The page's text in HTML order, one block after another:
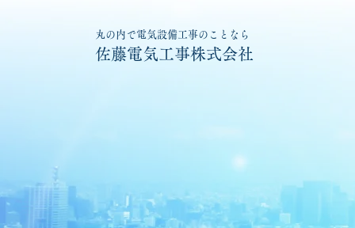
丸の内で電気設備工事のことなら
佐藤電気工事株式会社